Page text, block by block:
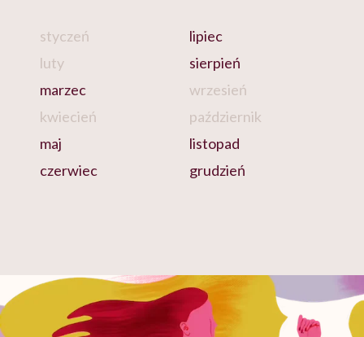
styczeń
luty
marzec
kwiecień
maj
czerwiec
lipiec
sierpień
wrzesień
październik
listopad
grudzień